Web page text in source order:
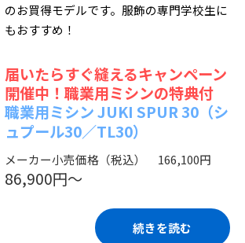
のお買得モデルです。服飾の専門学校生に
もおすすめ！
届いたらすぐ縫えるキャンペーン
開催中！職業用ミシンの特典付
職業用ミシン JUKI SPUR 30（シ
ュプール30／TL30）
メーカー小売価格（税込） 166,100円
86,900円～
続きを読む